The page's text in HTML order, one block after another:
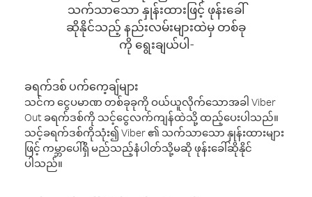
သက်သာသော နှုန်းထားဖြင့် ဖုန်းခေါ်
ဆိုနိုင်သည့် နည်းလမ်းများထဲမှ တစ်ခု
ကို ရွေးချယ်ပါ-
ခရက်ဒစ် ပက်ကေ့ချ်များ
သင်က ငွေပမာဏ တစ်ခုခုကို ဝယ်ယူလိုက်သောအခါ Viber
Out ခရက်ဒစ်ကို သင့်ငွေလက်ကျန်ထဲသို့ ထည့်ပေးပါသည်။
သင့်ခရက်ဒစ်ကိုသုံး၍ Viber ၏ သက်သာသော နှုန်းထားများ
ဖြင့် ကမ္ဘာပေါ်ရှိ မည်သည့်နံပါတ်သို့မဆို ဖုန်းခေါ်ဆိုနိုင်
ပါသည်။